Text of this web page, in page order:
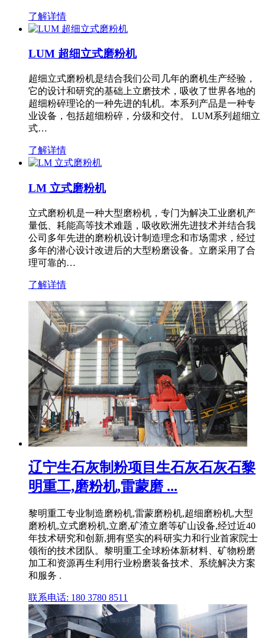
了解详情
LUM 超细立式磨粉机
超细立式磨粉机是结合我们公司几年的磨机生产经验，
它的设计和研究的基础上立磨技术，吸收了世界各地的
超细粉碎理论的一种先进的轧机。本系列产品是一种专
业设备，包括超细粉碎，分级和交付。 LUM系列超细立
式…
了解详情
LM 立式磨粉机
立式磨粉机是一种大型磨粉机，专门为解决工业磨机产
量低、耗能高等技术难题，吸收欧洲先进技术并结合我
公司多年先进的磨粉机设计制造理念和市场需求，经过
多年的潜心设计改进后的大型粉磨设备。立磨采用了合
理可靠的…
了解详情
辽宁生石灰制粉项目生石灰石灰石黎
明重工,磨粉机,雷蒙磨 ...
黎明重工专业制造磨粉机,雷蒙磨粉机,超细磨粉机,大型
磨粉机,立式磨粉机,立磨,矿渣立磨等矿山设备,经过近40
年技术研究和创新,拥有坚实的科研实力和行业首家院士
领衔的技术团队。黎明重工全球粉体新材料、矿物粉磨
加工和资源再生利用行业粉磨装备技术、系统解决方案
和服务 .
联系电话: 180 3780 8511